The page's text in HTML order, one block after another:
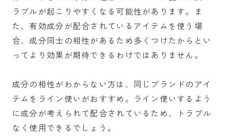
ラブルが起こりやすくなる可能性があります。ま
た、有効成分が配合されているアイテムを使う場
合、成分同士の相性があるため多くつけたからとい
ってより効果が期待できるわけではありません。
成分の相性がわからない方は、同じブランドのアイ
テムをライン使いがおすすめ。ライン使いするよう
に成分が考えられて配合されているため、トラブル
なく使用できるでしょう。